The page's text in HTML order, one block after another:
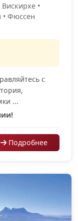
•
Фюссен
с
...
Подробнее